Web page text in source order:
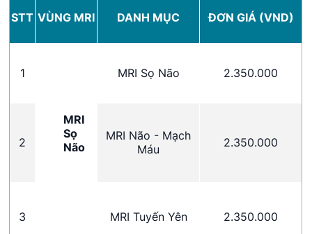
STT VÙNG MRI DANH MỤC ĐƠN GIÁ (VND)
1
MRI
Sọ
Não
MRI Sọ Não 2.350.000
2
MRI Não - Mạch
Máu
2.350.000
3 MRI Tuyến Yên 2.350.000